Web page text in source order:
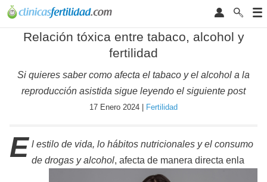
Relación tóxica entre tabaco, alcohol y
fertilidad
Si quieres saber como afecta el tabaco y el alcohol a la
reproducción asistida sigue leyendo el siguiente post
17 Enero 2024 | Fertilidad
E l estilo de vida, lo hábitos nutricionales y el consumo
de drogas y alcohol, afecta de manera directa en la